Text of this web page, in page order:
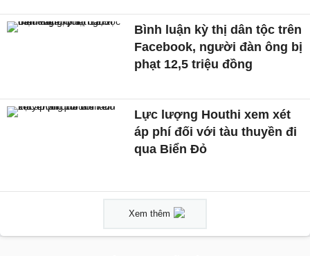
Bình luận kỳ thị dân tộc trên
Facebook, người đàn ông bị
phạt 12,5 triệu đồng
Lực lượng Houthi xem xét
áp phí đối với tàu thuyền đi
qua Biển Đỏ
Xem thêm